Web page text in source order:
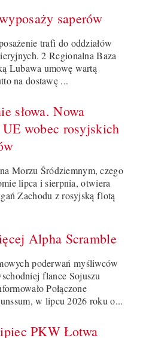
saperów
trafi do oddziałów
2 Regionalna Baza
Lubawa umowę wartą
na dostawę ...
słowa. Nowa
UE wobec rosyjskich
Morzu Śródziemnym, czego
lipca i sierpnia, otwiera
Zachodu z rosyjską flotą
Alpha Scramble
poderwań myśliwców
flance Sojuszu
Połączone
w lipcu 2026 roku o...
PKW Łotwa